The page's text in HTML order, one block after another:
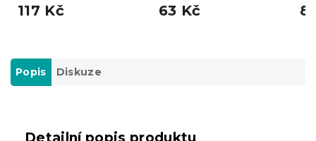
117 Kč 63 Kč
Popis Diskuze
Detailní popis produktu